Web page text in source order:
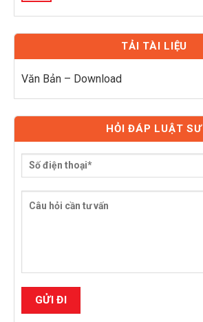
TẢI TÀI LIỆU
Văn Bản – Download
HỎI ĐÁP LUẬT SƯ